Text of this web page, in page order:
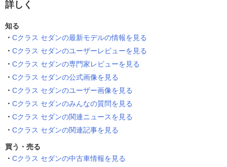
詳しく
知る
Cクラス セダンの最新モデルの情報を見る
Cクラス セダンのユーザーレビューを見る
Cクラス セダンの専門家レビューを見る
Cクラス セダンの公式画像を見る
Cクラス セダンのユーザー画像を見る
Cクラス セダンのみんなの質問を見る
Cクラス セダンの関連ニュースを見る
Cクラス セダンの関連記事を見る
買う・売る
Cクラス セダンの中古車情報を見る